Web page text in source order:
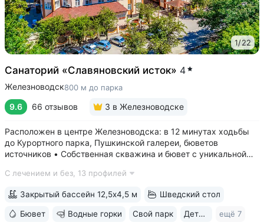
1/22
Санаторий «Славяновский исток» 4
Железноводск800 м до парка
9.6 66 отзывов 3 в Железноводске
Расположен в центре Железноводска: в 12 минутах ходьбы
до Курортного парка, Пушкинской галереи, бюветов
источников • Собственная скважина и бювет с уникальной
только здесь. Источник № 61 ессентукского типа показан для
С лечением и без, 13 профилей
Закрытый бассейн 12,5х4,5 м Шведский стол
Бювет Водные горки Свой парк Дети с 0 лет ещё 7